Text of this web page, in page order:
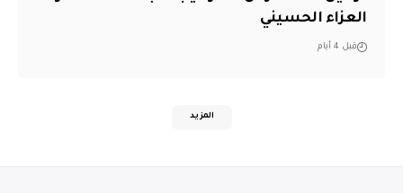
العزاء الحسيني
قبل 4 أيام
المزيد